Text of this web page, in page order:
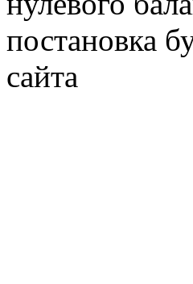
постановка
сайта